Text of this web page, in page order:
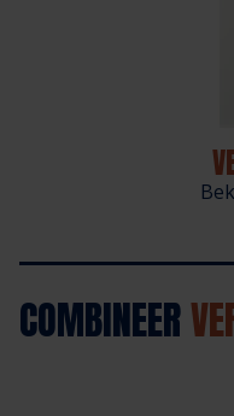
COMBINEER